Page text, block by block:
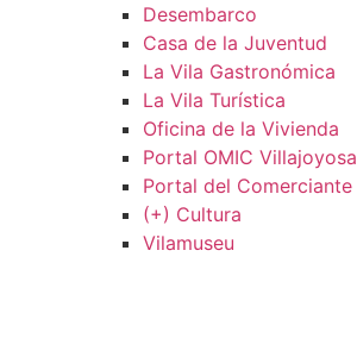
Desembarco
Casa de la Juventud
La Vila Gastronómica
La Vila Turística
Oficina de la Vivienda
Portal OMIC Villajoyosa
Portal del Comerciante
(+) Cultura
Vilamuseu